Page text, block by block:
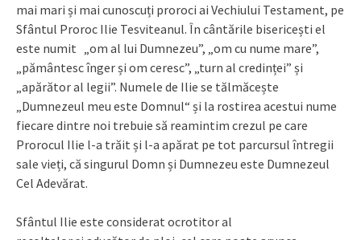
mai mari și mai cunoscuți proroci ai Vechiului Testament, pe
Sfântul Proroc Ilie Tesviteanul. În cântările bisericești el
este numit „om al lui Dumnezeu”, „om cu nume mare”,
„pământesc înger și om ceresc”, „turn al credinței” și
„apărător al legii”. Numele de Ilie se tălmăcește
„Dumnezeul meu este Domnul“ și la rostirea acestui nume
fiecare dintre noi trebuie să reamintim crezul pe care
Prorocul Ilie l-a trăit și l-a apărat pe tot parcursul întregii
sale vieți, că singurul Domn și Dumnezeu este Dumnezeul
Cel Adevărat.
Sfântul Ilie este considerat ocrotitor al